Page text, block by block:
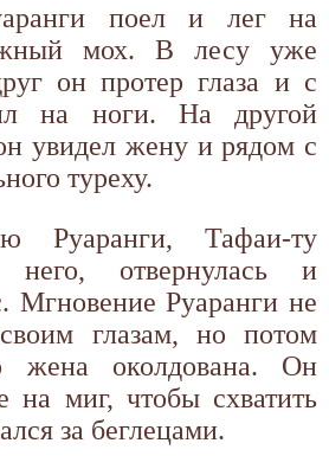
поел и лег на
мох. В лесу уже
он протер глаза и с
на ноги. На другой
увидел жену и рядом с
туреху.
Руаранги, Тафаи-ту
него, отвернулась и
Мгновение Руаранги не
глазам, но потом
жена околдована. Он
на миг, чтобы схватить
за беглецами.